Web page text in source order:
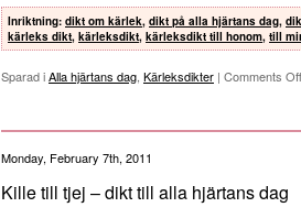
Inriktning: dikt om kärlek, dikt på alla hjärtans dag,
kärleks dikt, kärleksdikt, kärleksdikt till honom, till
Sparad iAlla hjärtans dag Kärleksdikter | Comments Off
Monday, February 7th, 2011
Kille till tjej – dikt till alla hjärtans dag